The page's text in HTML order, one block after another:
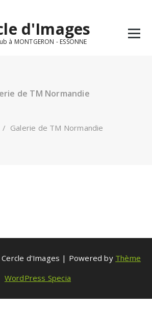
d'Images
à MONTGERON - ESSONNE
de TM Normandie
/ Galerie de TM Normandie
d'Images | Powered by Thème
WordPress Specia